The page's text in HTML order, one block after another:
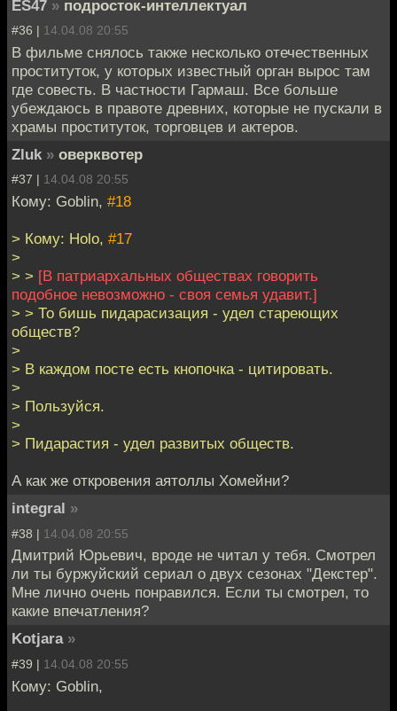
ES47 » подросток-интеллектуал
#36 | 14.04.08 20:55
В фильме снялось также несколько отечественных
проституток, у которых известный орган вырос там
где совесть. В частности Гармаш. Все больше
убеждаюсь в правоте древних, которые не пускали в
храмы проституток, торговцев и актеров.
Zluk » оверквотер
#37 | 14.04.08 20:55
Кому: Goblin, #18
> Кому: Holo, #17
>
> > [В патриархальных обществах говорить
подобное невозможно - своя семья удавит.]
> > То бишь пидарасизация - удел стареющих
обществ?
>
> В каждом посте есть кнопочка - цитировать.
>
> Пользуйся.
>
> Пидарастия - удел развитых обществ.
А как же откровения аятоллы Хомейни?
integral »
#38 | 14.04.08 20:55
Дмитрий Юрьевич, вроде не читал у тебя. Смотрел
ли ты буржуйский сериал о двух сезонах "Декстер".
Мне лично очень понравился. Если ты смотрел, то
какие впечатления?
Kotjara »
#39 | 14.04.08 20:55
Кому: Goblin,